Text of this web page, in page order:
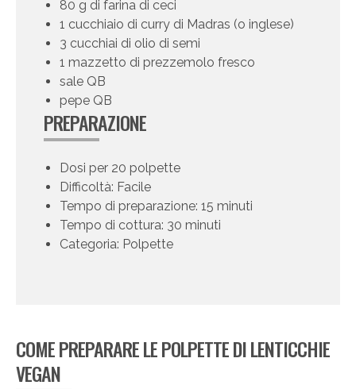
80 g di farina di ceci
1 cucchiaio di curry di Madras (o inglese)
3 cucchiai di olio di semi
1 mazzetto di prezzemolo fresco
sale QB
pepe QB
PREPARAZIONE
Dosi per 20 polpette
Difficoltà: Facile
Tempo di preparazione: 15 minuti
Tempo di cottura: 30 minuti
Categoria: Polpette
COME PREPARARE LE POLPETTE DI LENTICCHIE
VEGAN